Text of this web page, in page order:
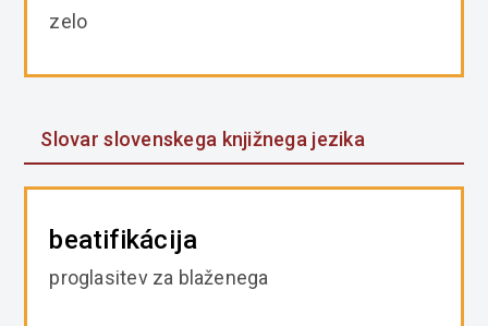
zelo
Slovar slovenskega knjižnega jezika
beatifikácija
proglasitev za blaženega